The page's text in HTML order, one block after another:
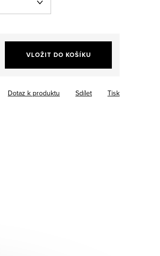
VLOŽIT DO KOŠÍKU
Tisk
Dotaz k produktu Sdílet